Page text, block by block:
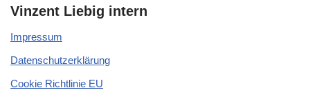
Vinzent Liebig intern
Impressum
Datenschutzerklärung
Cookie Richtlinie EU